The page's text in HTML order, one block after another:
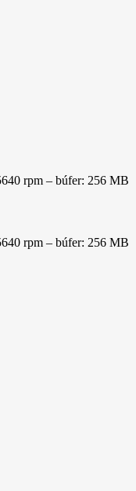
rpm – búfer: 256 MB
rpm – búfer: 256 MB